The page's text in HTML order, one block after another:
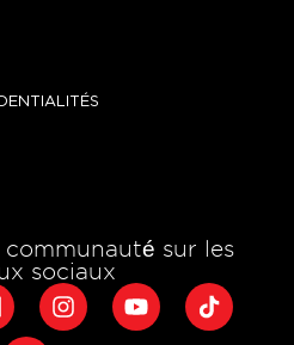
sur les
sociaux